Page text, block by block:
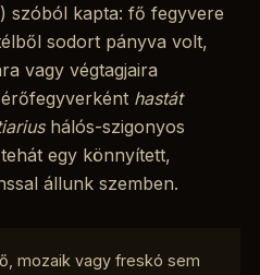
szóból kapta: fő fegyvere
sodort pányva volt,
vagy végtagjaira
hastát
hálós-szigonyos
egy könnyített,
állunk szemben.
mozaik vagy freskó sem